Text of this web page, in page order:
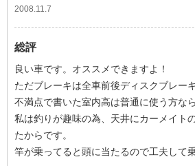
2008.11.7
総評
良い車です。オススメできますよ！
ただブレーキは全車前後ディスクブレー
不満点で書いた室内高は普通に使う方な
私は釣りが趣味の為、天井にカーメイト
たからです。
竿が乗ってると頭に当たるので工夫して